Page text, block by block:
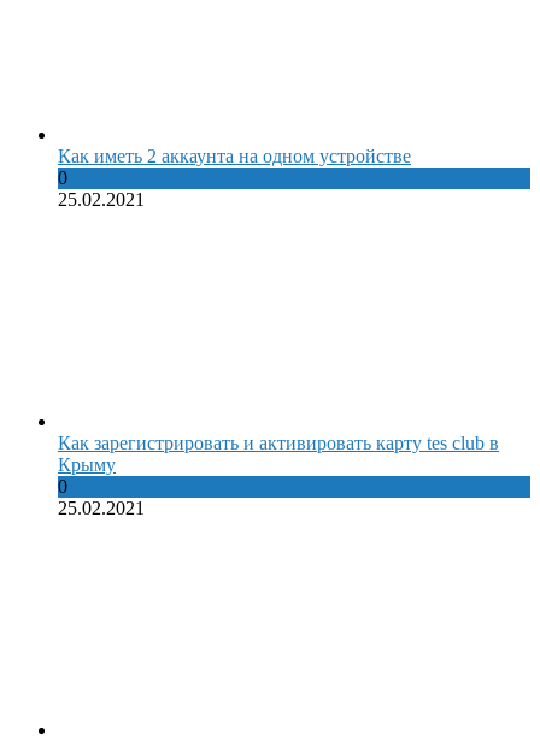
Как иметь 2 аккаунта на одном устройстве
0
25.02.2021
Как зарегистрировать и активировать карту tes club в
Крыму
0
25.02.2021